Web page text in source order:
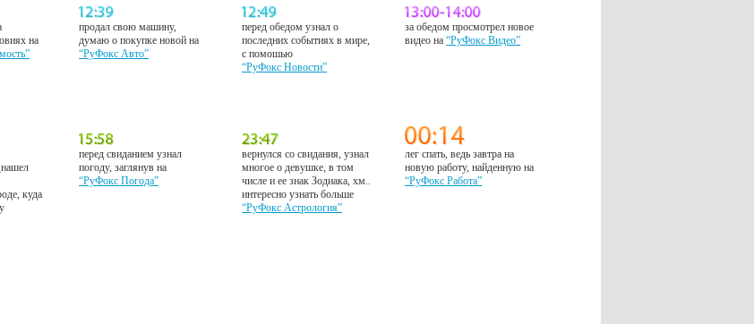
на
продал свою машину,
думаю о покупке новой на
“РуФокс Авто”
перед обедом узнал о
последних событиях в мире,
с помошью
“РуФокс Новости”
за обедом просмотрел новое
видео на“РуФокс Видео”
нашел
куда
перед свиданием узнал
погоду, заглянув на
“РуФокс Погода”
вернулся со свидания, узнал
многое о девушке, в том
числе и ее знак Зодиака, хм..
интересно узнать больше
“РуФокс Астрология”
лег спать, ведь завтра на
новую работу, найденную на
“РуФокс Работа”